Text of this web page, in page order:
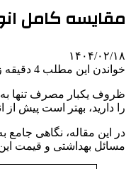
مقایسه کامل انواع
۱۴۰۴/۰۲/۱۸
خواندن این مطلب 4 دقیقه زمان میبرد
ظروف یکبار مصرف تنها
را دارید، بهتر است پیش از
در این مقاله، نگاهی
مسائل بهداشتی و قیمت